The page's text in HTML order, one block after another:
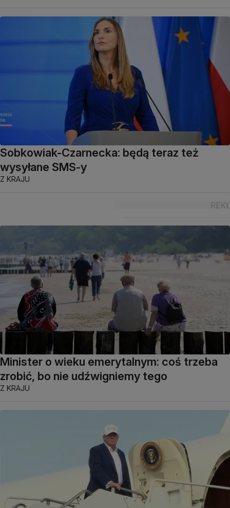
Sobkowiak-Czarnecka: będą teraz też
wysyłane SMS-y
Z KRAJU
Minister o wieku emerytalnym: coś trzeba
zrobić, bo nie udźwigniemy tego
Z KRAJU